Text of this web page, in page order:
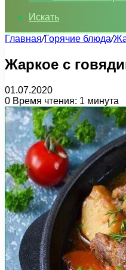
Искать
Главная/Горячие блюда/
Жаркое с
01.07.2020
0 Время чтения: 1 минута